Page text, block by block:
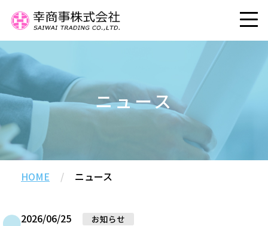
ニュース
HOME / ニュース
2026/06/25 お知らせ